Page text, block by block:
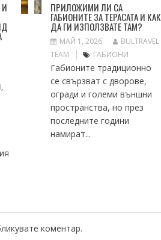
,
ПРИЛОЖИМИ ЛИ СА
ГАБИОНИТЕ ЗА ТЕРАСАТА И КАК
ДА ГИ ИЗПОЛЗВАТЕ ТАМ?
МАЙ 1, 2026
BULTRAVEL
TEAM
ГАБИОНИ
Габионите традиционно
се свързват с дворове,
огради и големи външни
пространства, но през
последните години
намират...
коментар.